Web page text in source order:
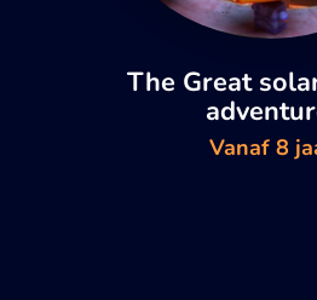
The Great
Vanaf 8